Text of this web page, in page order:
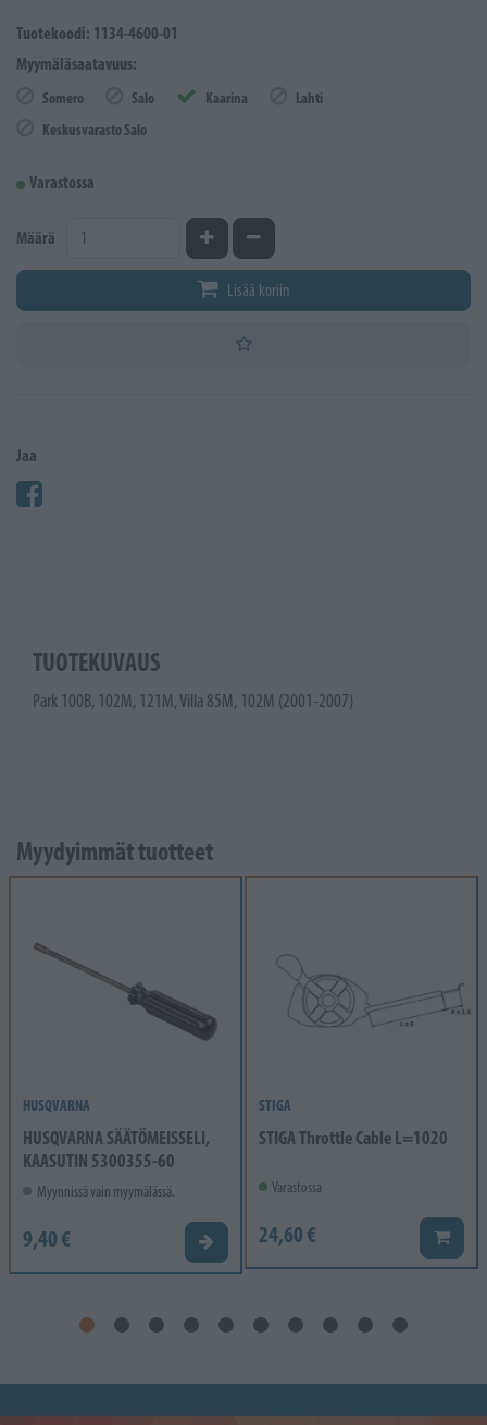
Tuotekoodi: 1134-4600-01
Myymäläsaatavuus:
Somero Salo Kaarina
Lahti
Keskusvarasto Salo
Varastossa
Määrä Kasvata määrääVähennä määrää
Lisää koriin
Jaa
TUOTEKUVAUS
Park 100B, 102M, 121M, Villa 85M, 102M (2001-2007)
Myydyimmät tuotteet
HUSQVARNA
HUSQVARNA SÄÄTÖMEISSELI,
KAASUTIN 5300355-60
Myynnissä vain myymälässä.
9,40 € Valitse vaihtoehto
STIGA
STIGA Throttle Cable L=1020
Varastossa
24,60 € Lisää